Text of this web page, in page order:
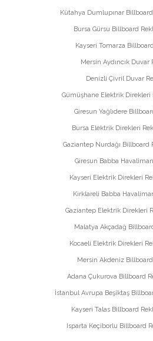
Kütahya Dumlupınar
Bursa Gürsu Billboard
Kayseri Tomarza
Mersin Aydıncık Duvar
Denizli Çivril Duvar
Gümüşhane Elektrik Direkleri
Giresun Yağlıdere
Bursa Elektrik Direkleri
Gaziantep Nurdağı Billboard
Giresun Babba
Kayseri Elektrik Direkleri
Kirklareli Babba
Gaziantep Elektrik Direkleri
Malatya Akçadağ
Kocaeli Elektrik Direkleri
Mersin Akdeniz Billboard
Adana Çukurova Billboard
İstanbul Avrupa Beşiktaş
Kayseri Talas Billboard
Isparta Keçiborlu Billboard